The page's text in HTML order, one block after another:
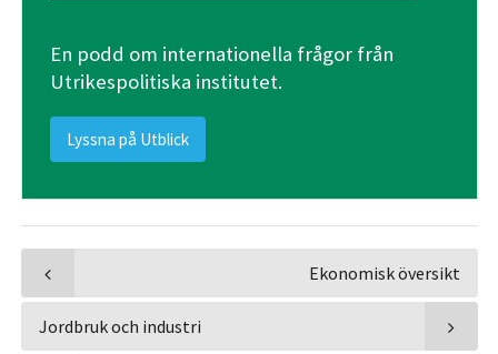
En podd om internationella frågor från
Utrikespolitiska institutet.
Lyssna på Utblick
Ekonomisk översikt
Jordbruk och industri